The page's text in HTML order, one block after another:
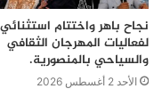
نجاح باهر واختتام استثنائي
لفعاليات المهرجان الثقافي
والسياحي بالمنصورية.
الأحد 2 أغسطس 2026